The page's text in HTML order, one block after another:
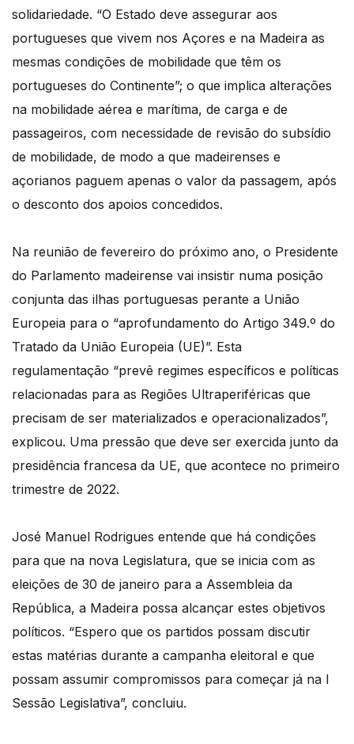
solidariedade. “O Estado deve assegurar aos
portugueses que vivem nos Açores e na Madeira as
mesmas condições de mobilidade que têm os
portugueses do Continente”; o que implica alterações
na mobilidade aérea e marítima, de carga e de
passageiros, com necessidade de revisão do subsídio
de mobilidade, de modo a que madeirenses e
açorianos paguem apenas o valor da passagem, após
o desconto dos apoios concedidos.
Na reunião de fevereiro do próximo ano, o Presidente
do Parlamento madeirense vai insistir numa posição
conjunta das ilhas portuguesas perante a União
Europeia para o “aprofundamento do Artigo 349.º do
Tratado da União Europeia (UE)”. Esta
regulamentação “prevê regimes específicos e políticas
relacionadas para as Regiões Ultraperiféricas que
precisam de ser materializados e operacionalizados”,
explicou. Uma pressão que deve ser exercida junto da
presidência francesa da UE, que acontece no primeiro
trimestre de 2022.
José Manuel Rodrigues entende que há condições
para que na nova Legislatura, que se inicia com as
eleições de 30 de janeiro para a Assembleia da
República, a Madeira possa alcançar estes objetivos
políticos. “Espero que os partidos possam discutir
estas matérias durante a campanha eleitoral e que
possam assumir compromissos para começar já na I
Sessão Legislativa”, concluiu.